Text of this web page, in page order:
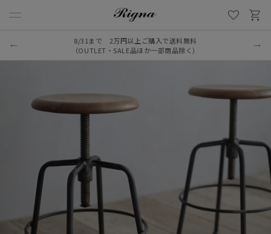
8/31まで 2万円以上ご購入で送料無料
（OUTLET・SALE品ほか一部商品除く）